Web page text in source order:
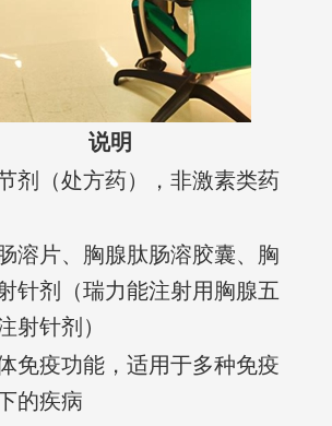
说明
剂（处方药），非激素类药
溶片、胸腺肽肠溶胶囊、胸
针剂（瑞力能注射用胸腺五
射针剂）
免疫功能，适用于多种免疫
的疾病